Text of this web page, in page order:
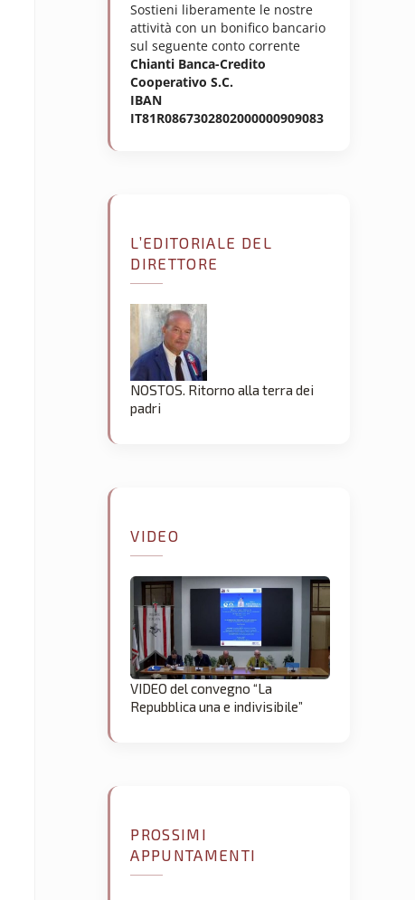
Sostieni liberamente le nostre
attività con un bonifico bancario
sul seguente conto corrente
Chianti Banca-Credito
Cooperativo S.C.
IBAN
IT81R0867302802000000909083
L’EDITORIALE DEL
DIRETTORE
NOSTOS. Ritorno alla terra dei
padri
VIDEO
VIDEO del convegno “La
Repubblica una e indivisibile”
PROSSIMI
APPUNTAMENTI